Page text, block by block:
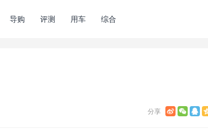
导购 评测 用车 综合